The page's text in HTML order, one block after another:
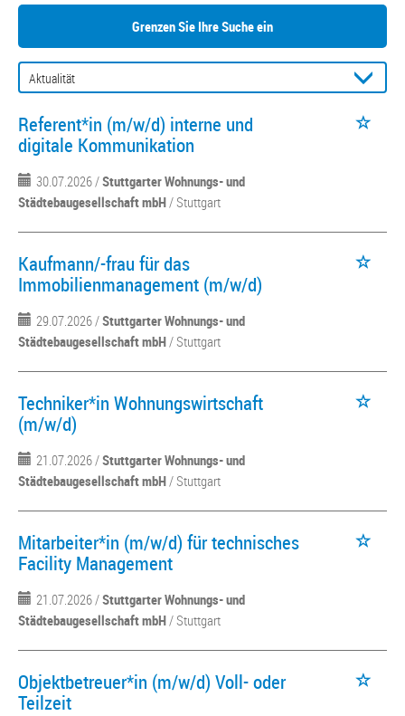
Grenzen Sie Ihre Suche ein
Referent*in (m/w/d) interne und
digitale Kommunikation
30.07.2026 /Stuttgarter Wohnungs- und
Städtebaugesellschaft mbH/ Stuttgart
Kaufmann/-frau für das
Immobilienmanagement (m/w/d)
29.07.2026 /Stuttgarter Wohnungs- und
Städtebaugesellschaft mbH/ Stuttgart
Techniker*in Wohnungswirtschaft
(m/w/d)
21.07.2026 /Stuttgarter Wohnungs- und
Städtebaugesellschaft mbH/ Stuttgart
Mitarbeiter*in (m/w/d) für technisches
Facility Management
21.07.2026 /Stuttgarter Wohnungs- und
Städtebaugesellschaft mbH/ Stuttgart
Objektbetreuer*in (m/w/d) Voll- oder
Teilzeit